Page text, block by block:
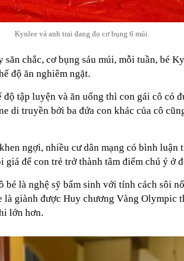
Kynlee và anh trai đang đọ cơ bụng 6 múi.
chắc, cơ bụng sáu múi, mỗi tuần, bé
độ ăn nghiêm ngặt.
độ tập luyện và ăn uống thì con gái cô có
di truyền bởi ba đứa con khác của cô
ngợi, nhiều cư dân mạng có bình luận
giá để con trẻ trở thành tâm điểm chú ý ở
bé là nghệ sỹ bẩm sinh với tính cách sôi
là giành được Huy chương Vàng Olympic
lớn hơn.